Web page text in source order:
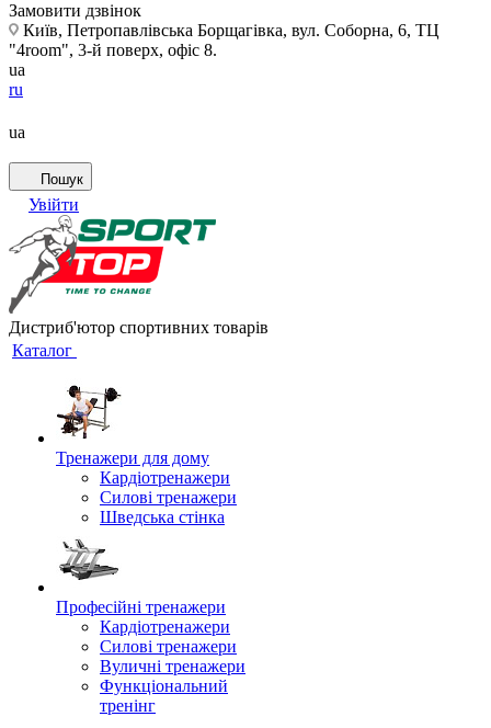
Замовити дзвінок
Київ, Петропавлівська Борщагівка, вул. Соборна, 6, ТЦ
"4room", 3-й поверх, офіс 8.
ua
ru
ua
Пошук
Увійти
Дистриб'ютор спортивних товарів
Каталог
Тренажери для дому
Кардіотренажери
Силові тренажери
Шведська стінка
Професійні тренажери
Кардіотренажери
Силові тренажери
Вуличні тренажери
Функціональний
тренінг